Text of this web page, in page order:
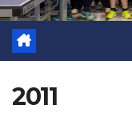
2011